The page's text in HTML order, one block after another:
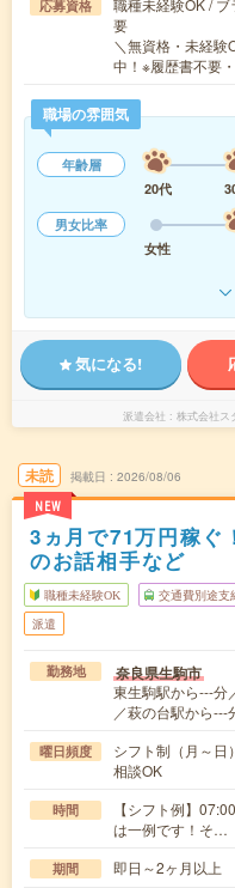
応募資格
職種未経験OK /
要
＼無資格・未経験
中！※履歴書不要
職場の雰囲気
年齢層
20代
男女比率
女性
気になる!
派遣会社 株式会社
未読
NEW
掲載日 2026/08/06
3ヵ月で71万円稼ぐ
のお話相手など
職種未経験OK 交通費別途支
派遣
勤務地 奈良県生駒市
東生駒駅から---分
／萩の台駅から
曜日頻度
シフト制（月～日
相談OK
時間
【シフト例】
は一例です！そ…
期間 即日～2ヶ月以上